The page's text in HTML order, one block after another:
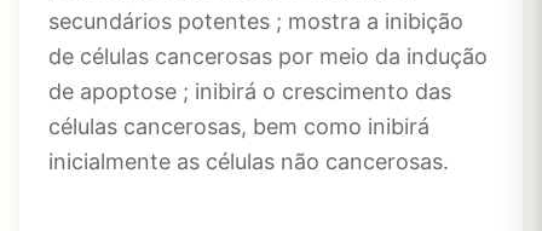
secundários potentes ; mostra a inibição
de células cancerosas por meio da indução
de apoptose ; inibirá o crescimento das
células cancerosas, bem como inibirá
inicialmente as células não cancerosas.